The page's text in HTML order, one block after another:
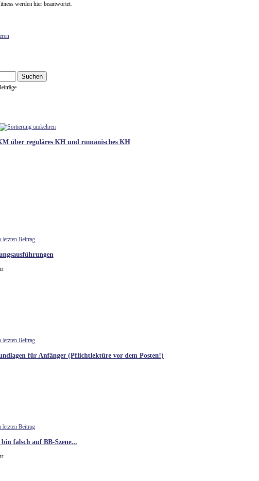
werden hier beantwortet.
über reguläres KH und rumänisches KH
für Anfänger (Pflichtlektüre vor dem Posten!)
falsch auf BB-Szene...